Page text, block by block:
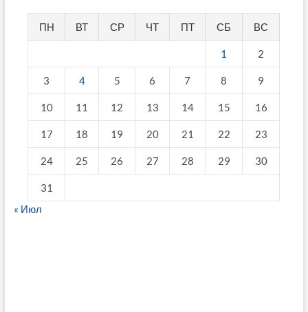
ПН ВТ СР ЧТ ПТ СБ ВС
1 2
3 4 5 6 7 8 9
10 11 12 13 14 15 16
17 18 19 20 21 22 23
24 25 26 27 28 29 30
31
« Июл